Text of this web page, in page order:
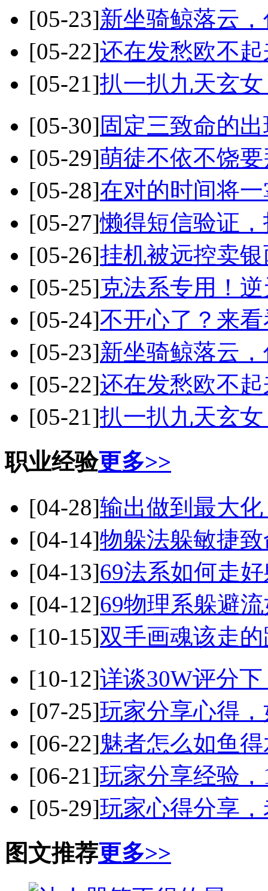
[05-23]新坐骑鲸落云
[05-22]还在发愁欧不
[05-21]扒一扒九天玄
[05-30]固定三致命的
[05-29]萌徒不依不饶
[05-28]在对的时间将
[05-27]懒得短信验证
[05-26]挂机被远控卖
[05-25]克法系专用！
[05-24]不开心了？来
[05-23]新坐骑鲸落云
[05-22]还在发愁欧不
[05-21]扒一扒九天玄
职业经验更多>>
[04-28]输出做到最大
[04-14]物躲法躲敏捷
[04-13]69法系如何走
[04-12]69物理系躲避
[10-15]双手画魂该走
[10-12]详谈30W评分
[07-25]玩家分享心得
[06-22]魅者怎么如鱼
[06-21]玩家分享经验
[05-29]玩家心得分享
图文推荐更多>>